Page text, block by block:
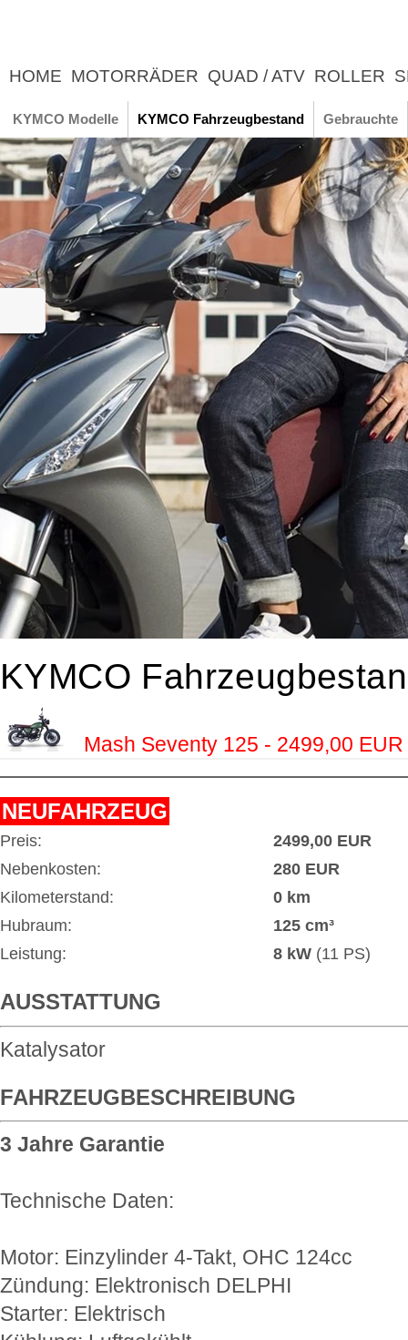
HOME MOTORRÄDER QUAD / ATV ROLLER
UNTERNEHMEN
KYMCO Modelle KYMCO Fahrzeugbestand Gebrauchte
KYMCO
Mash Seventy 125 - 2499,00 EUR
NEUFAHRZEUG
Preis:
2499,00 EUR
Nebenkosten:
280 EUR
Kilometerstand:
0 km
Hubraum:
125 cm³
Leistung:
8 kW (11 PS)
AUSSTATTUNG
Katalysator
FAHRZEUGBESCHREIBUNG
3 Jahre Garantie
Technische Daten:
Motor: Einzylinder 4-Takt, OHC 124cc
Zündung: Elektronisch DELPHI
Starter: Elektrisch